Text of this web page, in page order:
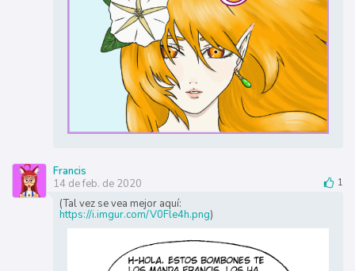
Francis
14 de feb. de 2020
1
(Tal vez se vea mejor aquí:
https://i.imgur.com/V0Fle4h.png)